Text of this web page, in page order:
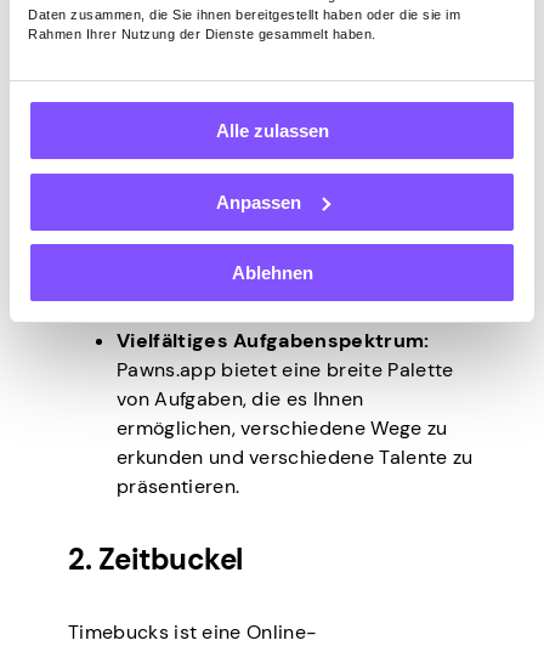
Daten zusammen, die Sie ihnen bereitgestellt haben oder die sie im
Rahmen Ihrer Nutzung der Dienste gesammelt haben.
Alle zulassen
Anpassen
Ablehnen
Belohnungen zu gewährleisten.
Personalisierte Aufgaben:
Aufgaben sind auf Ihre Interessen und
Fähigkeiten zugeschnitten, sodass Sie
sich an Aktivitäten beteiligen können,
die Ihnen gefallen.
Verdienstmöglichkeiten:
Verdienstpotenzial, was einen Anreiz
bietet, Ihre Fähigkeiten im Laufe der
Vielfältiges Aufgabenspektrum:
Pawns.app bietet eine breite Palette
von Aufgaben, die es Ihnen
ermöglichen, verschiedene Wege zu
erkunden und verschiedene Talente zu
präsentieren.
2. Zeitbuckel
Timebucks ist eine Online-